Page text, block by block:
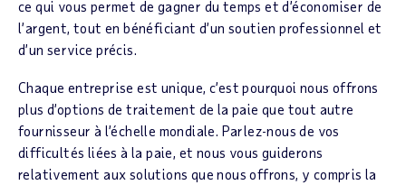
ce qui vous permet de gagner du temps et d’économiser de
l’argent, tout en bénéficiant d’un soutien professionnel et
d’un service précis.
Chaque entreprise est unique, c’est pourquoi nous offrons
plus d’options de traitement de la paie que tout autre
fournisseur à l’échelle mondiale. Parlez-nous de vos
difficultés liées à la paie, et nous vous guiderons
relativement aux solutions que nous offrons, y compris la